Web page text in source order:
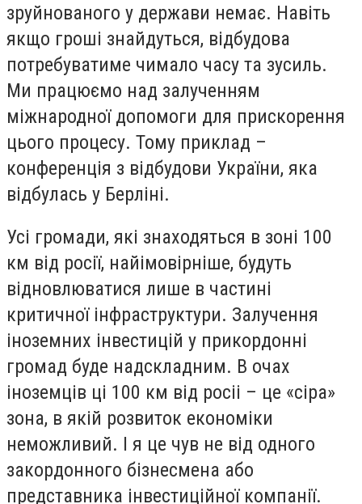
зруйнованого у держави немає. Навіть
якщо гроші знайдуться, відбудова
потребуватиме чимало часу та зусиль.
Ми працюємо над залученням
міжнародної допомоги для прискорення
цього процесу. Тому приклад –
конференція з відбудови України, яка
відбулась у Берліні.
Усі громади, які знаходяться в зоні 100
км від росії, найімовірніше, будуть
відновлюватися лише в частині
критичної інфраструктури. Залучення
іноземних інвестицій у прикордонні
громад буде надскладним. В очах
іноземців ці 100 км від росіі – це «сіра»
зона, в якій розвиток економіки
неможливий. І я це чув не від одного
закордонного бізнесмена або
представника інвестиційної компанії.